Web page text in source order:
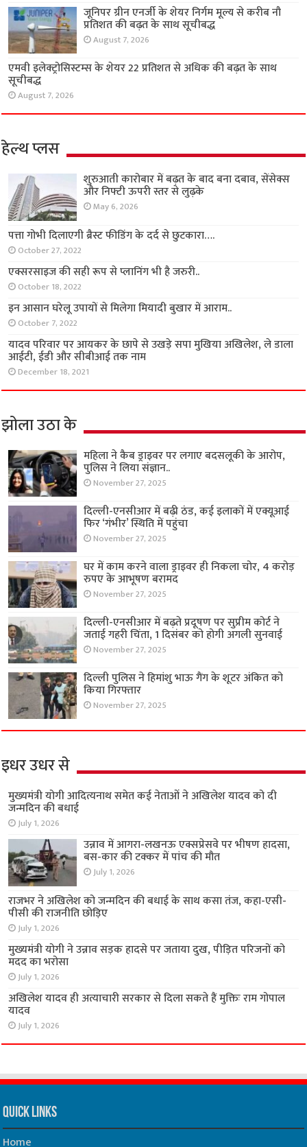
जूनिपर ग्रीन एनर्जी के शेयर निर्गम मूल्य से करीब नौ
प्रतिशत की बढ़त के साथ सूचीबद्ध
August 7, 2026
एमवी इलेक्ट्रोसिस्टम्स के शेयर 22 प्रतिशत से अधिक की बढ़त के साथ
सूचीबद्ध
August 7, 2026
हेल्थ प्लस
शुरुआती कारोबार में बढ़त के बाद बना दबाव, सेंसेक्स
और निफ्टी ऊपरी स्तर से लुढ़के
May 6, 2026
पत्ता गोभी दिलाएगी ब्रैस्ट फीडिंग के दर्द से छुटकारा….
October 27, 2022
एक्सरसाइज की सही रूप से प्लानिंग भी है जरुरी..
October 18, 2022
इन आसान घरेलू उपायों से मिलेगा मियादी बुखार में आराम..
October 7, 2022
यादव परिवार पर आयकर के छापे से उखड़े सपा मुखिया अखिलेश, ले डाला
आईटी, ईडी और सीबीआई तक नाम
December 18, 2021
झोला उठा के
महिला ने कैब ड्राइवर पर लगाए बदसलूकी के आरोप,
पुलिस ने लिया संज्ञान..
November 27, 2025
दिल्ली-एनसीआर में बढ़ी ठंड, कई इलाकों में एक्यूआई
फिर ‘गंभीर’ स्थिति में पहुंचा
November 27, 2025
घर में काम करने वाला ड्राइवर ही निकला चोर, 4 करोड़
रुपए के आभूषण बरामद
November 27, 2025
दिल्ली-एनसीआर में बढ़ते प्रदूषण पर सुप्रीम कोर्ट ने
जताई गहरी चिंता, 1 दिसंबर को होगी अगली सुनवाई
November 27, 2025
दिल्ली पुलिस ने हिमांशु भाऊ गैंग के शूटर अंकित को
किया गिरफ्तार
November 27, 2025
इधर उधर से
मुख्यमंत्री योगी आदित्यनाथ समेत कई नेताओं ने अखिलेश यादव को दी
जन्मदिन की बधाई
July 1, 2026
उन्नाव में आगरा-लखनऊ एक्सप्रेसवे पर भीषण हादसा,
बस-कार की टक्कर में पांच की मौत
July 1, 2026
राजभर ने अखिलेश को जन्मदिन की बधाई के साथ कसा तंज, कहा-एसी-
पीसी की राजनीति छोड़िए
July 1, 2026
मुख्यमंत्री योगी ने उन्नाव सड़क हादसे पर जताया दुख, पीड़ित परिजनों को
मदद का भरोसा
July 1, 2026
अखिलेश यादव ही अत्याचारी सरकार से दिला सकते हैं मुक्तिः राम गोपाल
यादव
July 1, 2026
Quick Links
Home